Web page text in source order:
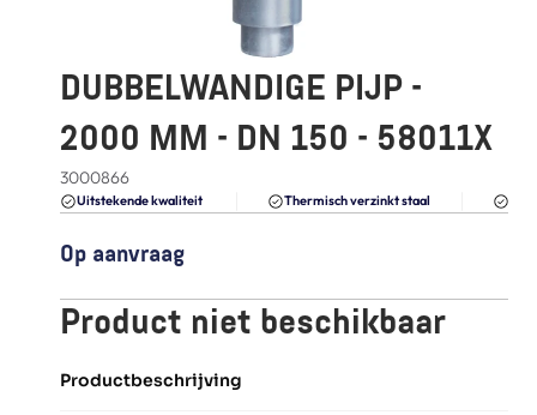
FAQ
Blogs
DUBBELWANDIGE PIJP -
2000 MM - DN 150 - 58011X
3000866
Uitstekende kwaliteit Thermisch verzinkt staal
Op aanvraag
Product niet beschikbaar
Productbeschrijving